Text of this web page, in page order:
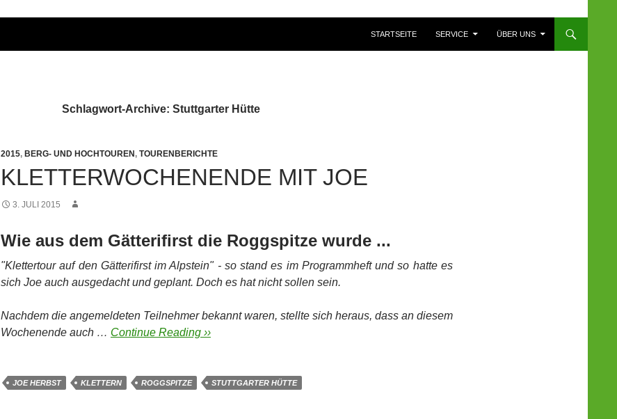
STARTSEITE
SERVICE ÜBER UNS
Schlagwort-Archive: Stuttgarter Hütte
2015, BERG- UND HOCHTOUREN, TOURENBERICHTE
KLETTERWOCHENENDE MIT JOE
3. JULI 2015
Wie aus dem Gätterifirst die Roggspitze wurde ...
"Klettertour auf den Gätterifirst im Alpstein" - so stand es im Programmheft und so hatte es
sich Joe auch ausgedacht und geplant. Doch es hat nicht sollen sein.
Nachdem die angemeldeten Teilnehmer bekannt waren, stellte sich heraus, dass an diesem
Wochenende auch … Continue Reading ››
JOE HERBST KLETTERN ROGGSPITZE STUTTGARTER HÜTTE